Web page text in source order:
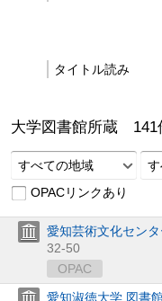
タイトル読み
大学図書館所蔵 141
すべての地域
OPACリンクあり
愛知芸術文化セン
32-50
OPAC
愛知淑徳大学 図書